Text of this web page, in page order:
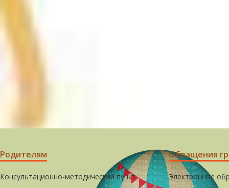
Родителям
Консультационно-методический пункт
Обращения
Электронное